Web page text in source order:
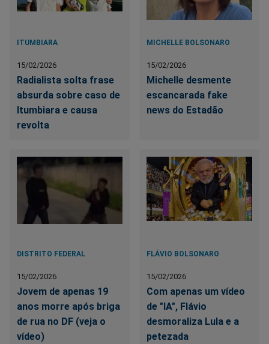
ITUMBIARA
15/02/2026
Radialista solta frase
absurda sobre caso de
Itumbiara e causa
revolta
MICHELLE BOLSONARO
15/02/2026
Michelle desmente
escancarada fake
news do Estadão
DISTRITO FEDERAL
15/02/2026
Jovem de apenas 19
anos morre após briga
de rua no DF (veja o
vídeo)
FLÁVIO BOLSONARO
15/02/2026
Com apenas um vídeo
de "IA", Flávio
desmoraliza Lula e a
petezada